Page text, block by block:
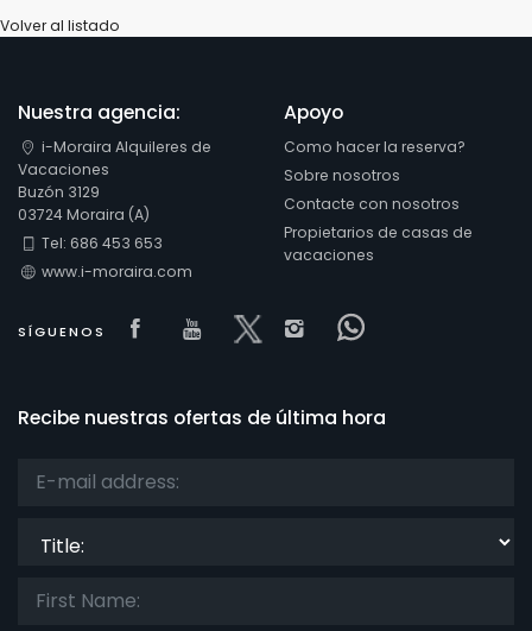
Volver al listado
Nuestra agencia:
i-Moraira Alquileres de
Vacaciones
Buzón 3129
03724 Moraira (A)
Tel: 686 453 653
www.i-moraira.com
SÍGUENOS Visit our Facebook page
Visit our youtube page
Visit our x page
Visit our isntagram
Visit our
Apoyo
Como hacer la reserva?
Sobre nosotros
Contacte con nosotros
Propietarios de casas de
vacaciones
Recibe nuestras ofertas de última hora